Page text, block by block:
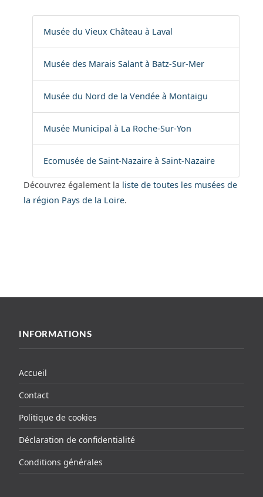
Musée du Vieux Château à Laval
Musée des Marais Salant à Batz-Sur-Mer
Musée du Nord de la Vendée à Montaigu
Musée Municipal à La Roche-Sur-Yon
Ecomusée de Saint-Nazaire à Saint-Nazaire
Découvrez également la liste de toutes les musées de
la région Pays de la Loire.
INFORMATIONS
Accueil
Contact
Politique de cookies
Déclaration de confidentialité
Conditions générales